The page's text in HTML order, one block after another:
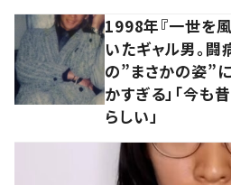
1998年『一世を
いたギャル男。
の”まさかの姿”に
かすぎる」「今も
らしい」